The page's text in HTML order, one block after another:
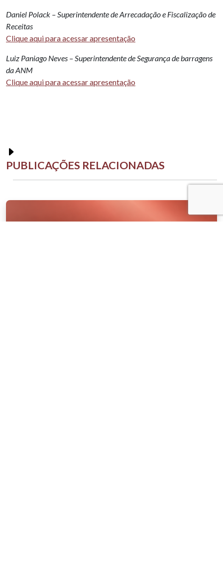
Daniel Polack – Superintendente de Arrecadação e Fiscalização de
Receitas
Clique aqui para acessar apresentação
Luiz Paniago Neves – Superintendente de Segurança de barragens
da ANM
Clique aqui para acessar apresentação
PUBLICAÇÕES RELACIONADAS